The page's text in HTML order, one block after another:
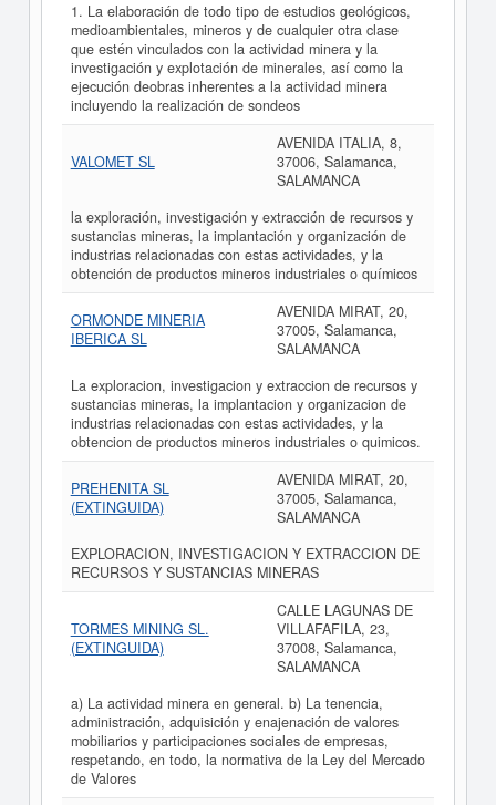
1. La elaboración de todo tipo de estudios geológicos,
medioambientales, mineros y de cualquier otra clase
que estén vinculados con la actividad minera y la
investigación y explotación de minerales, así como la
ejecución deobras inherentes a la actividad minera
incluyendo la realización de sondeos
VALOMET SL
AVENIDA ITALIA, 8,
37006, Salamanca,
SALAMANCA
la exploración, investigación y extracción de recursos y
sustancias mineras, la implantación y organización de
industrias relacionadas con estas actividades, y la
obtención de productos mineros industriales o químicos
ORMONDE MINERIA
IBERICA SL
AVENIDA MIRAT, 20,
37005, Salamanca,
SALAMANCA
La exploracion, investigacion y extraccion de recursos y
sustancias mineras, la implantacion y organizacion de
industrias relacionadas con estas actividades, y la
obtencion de productos mineros industriales o quimicos.
PREHENITA SL
(EXTINGUIDA)
AVENIDA MIRAT, 20,
37005, Salamanca,
SALAMANCA
EXPLORACION, INVESTIGACION Y EXTRACCION DE
RECURSOS Y SUSTANCIAS MINERAS
TORMES MINING SL.
(EXTINGUIDA)
CALLE LAGUNAS DE
VILLAFAFILA, 23,
37008, Salamanca,
SALAMANCA
a) La actividad minera en general. b) La tenencia,
administración, adquisición y enajenación de valores
mobiliarios y participaciones sociales de empresas,
respetando, en todo, la normativa de la Ley del Mercado
de Valores